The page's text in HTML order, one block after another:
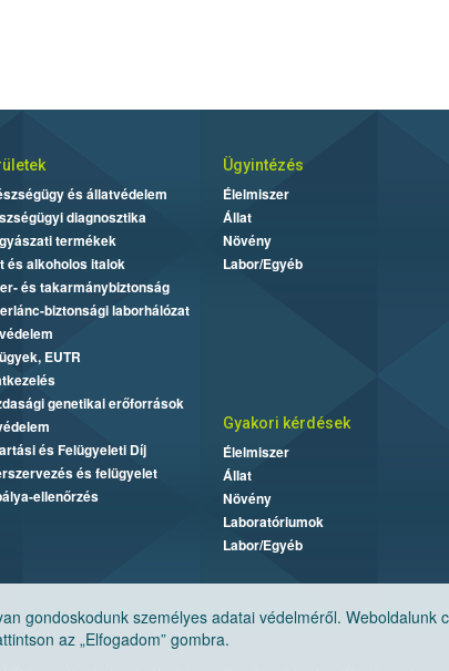
gondoskodunk személyes adatai védelméről. Weboldalunk
az „Elfogadom” gombra.
és állatvédelem
diagnosztika
termékek
és alkoholos italok
és takarmánybiztonság
biztonsági laborhálózat
EUTR
genetikai erőforrások
és Felügyeleti Díj
és felügyelet
ellenőrzés
Ügyintézés
Élelmiszer
Állat
Növény
Labor/Egyéb
Gyakori kérdések
Élelmiszer
Állat
Növény
Laboratóriumok
Labor/Egyéb